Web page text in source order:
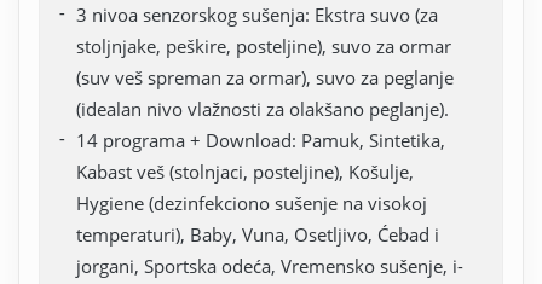
3 nivoa senzorskog sušenja: Ekstra suvo (za
stoljnjake, peškire, posteljine), suvo za ormar
(suv veš spreman za ormar), suvo za peglanje
(idealan nivo vlažnosti za olakšano peglanje).
14 programa + Download: Pamuk, Sintetika,
Kabast veš (stolnjaci, posteljine), Košulje,
Hygiene (dezinfekciono sušenje na visokoj
temperaturi), Baby, Vuna, Osetljivo, Ćebad i
jorgani, Sportska odeća, Vremensko sušenje, i-